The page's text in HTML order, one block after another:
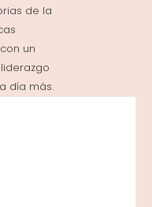
de la
un
día más.